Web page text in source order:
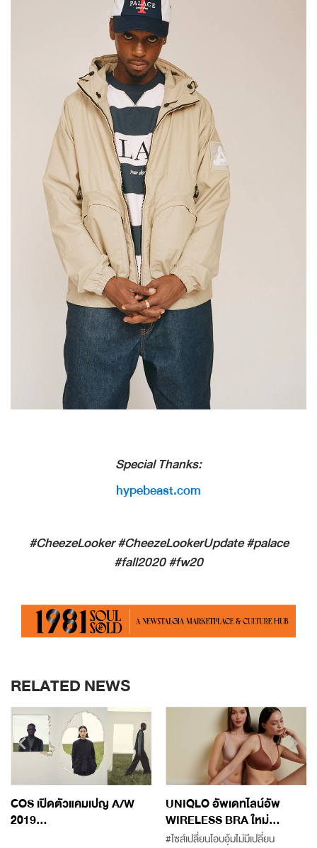
Special Thanks:
hypebeast.com
#CheezeLooker #CheezeLookerUpdate #palace
#fall2020 #fw20
RELATED NEWS
COS เปิดตัวแคมเปญ A/W
2019...
UNIQLO อัพเดทไลน์อัพ
WIRELESS BRA ใหม่...
#ไซส์เปลี่ยนโอบอุ้มไม่มีเปลี่ยน